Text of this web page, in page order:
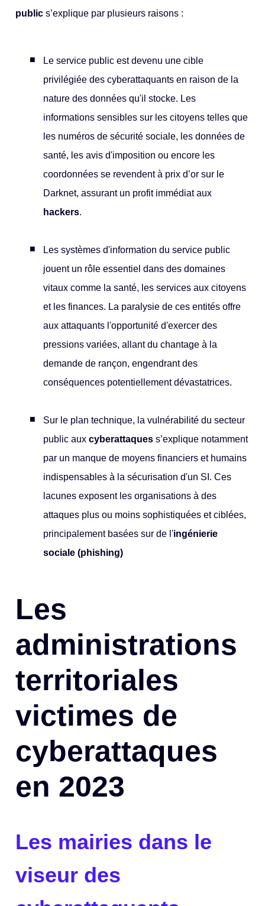
public s’explique par plusieurs raisons :
Le service public est devenu une cible
privilégiée des cyberattaquants en raison de la
nature des données qu'il stocke. Les
informations sensibles sur les citoyens telles que
les numéros de sécurité sociale, les données de
santé, les avis d'imposition ou encore les
coordonnées se revendent à prix d’or sur le
Darknet, assurant un profit immédiat aux
hackers.
Les systèmes d'information du service public
jouent un rôle essentiel dans des domaines
vitaux comme la santé, les services aux citoyens
et les finances. La paralysie de ces entités offre
aux attaquants l'opportunité d'exercer des
pressions variées, allant du chantage à la
demande de rançon, engendrant des
conséquences potentiellement dévastatrices.
Sur le plan technique, la vulnérabilité du secteur
public auxcyberattaquess’explique notamment
par un manque de moyens financiers et humains
indispensables à la sécurisation d'un SI. Ces
lacunes exposent les organisations à des
attaques plus ou moins sophistiquées et ciblées,
principalement basées sur de l'ingénierie
sociale (phishing)
Les
administrations
territoriales
victimes de
cyberattaques
en 2023
Les mairies dans le
viseur des